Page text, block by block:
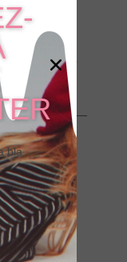
Ubisoft
taille pour
aux
côtés de
par les
bla